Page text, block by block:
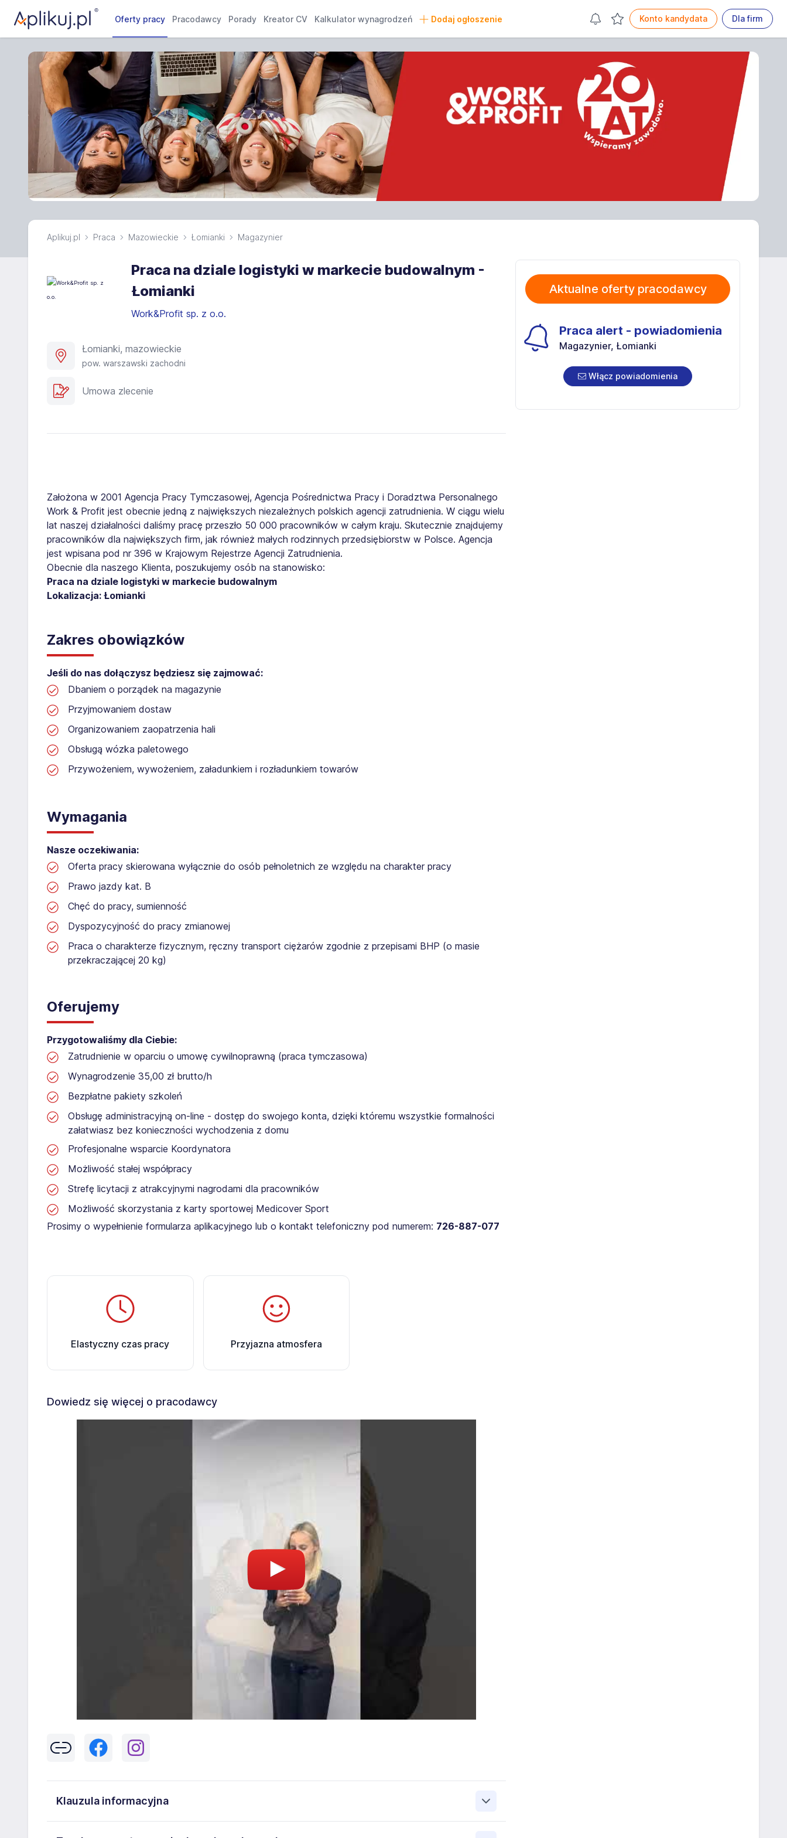
Oferty pracy Pracodawcy Porady Kreator CV Kalkulator wynagrodzeń Dodaj ogłoszenie Konto kandydata Dla firm
Aplikuj.pl Praca Mazowieckie Łomianki Magazynier
Praca na dziale logistyki w markecie budowalnym -
Łomianki
Work&Profit sp. z o.o.
Łomianki, mazowieckie
pow. warszawski zachodni
Umowa zlecenie
Założona w 2001 Agencja Pracy Tymczasowej, Agencja Pośrednictwa Pracy i Doradztwa Personalnego
Work & Profit jest obecnie jedną z największych niezależnych polskich agencji zatrudnienia. W ciągu wielu
lat naszej działalności daliśmy pracę przeszło 50 000 pracowników w całym kraju. Skutecznie znajdujemy
pracowników dla największych firm, jak również małych rodzinnych przedsiębiorstw w Polsce. Agencja
jest wpisana pod nr 396 w Krajowym Rejestrze Agencji Zatrudnienia.
Obecnie dla naszego Klienta, poszukujemy osób na stanowisko:
Praca na dziale logistyki w markecie budowalnym
Lokalizacja: Łomianki
Zakres obowiązków
Jeśli do nas dołączysz będziesz się zajmować:
Dbaniem o porządek na magazynie
Przyjmowaniem dostaw
Organizowaniem zaopatrzenia hali
Obsługą wózka paletowego
Przywożeniem, wywożeniem, załadunkiem i rozładunkiem towarów
Wymagania
Nasze oczekiwania:
Oferta pracy skierowana wyłącznie do osób pełnoletnich ze względu na charakter pracy
Prawo jazdy kat. B
Chęć do pracy, sumienność
Dyspozycyjność do pracy zmianowej
Praca o charakterze fizycznym, ręczny transport ciężarów zgodnie z przepisami BHP (o masie
przekraczającej 20 kg)
Oferujemy
Przygotowaliśmy dla Ciebie:
Zatrudnienie w oparciu o umowę cywilnoprawną (praca tymczasowa)
Wynagrodzenie 35,00 zł brutto/h
Bezpłatne pakiety szkoleń
Obsługę administracyjną on-line - dostęp do swojego konta, dzięki któremu wszystkie formalności
załatwiasz bez konieczności wychodzenia z domu
Profesjonalne wsparcie Koordynatora
Możliwość stałej współpracy
Strefę licytacji z atrakcyjnymi nagrodami dla pracowników
Możliwość skorzystania z karty sportowej Medicover Sport
Prosimy o wypełnienie formularza aplikacyjnego lub o kontakt telefoniczny pod numerem: 726-887-077
Elastyczny czas pracy Przyjazna atmosfera
Dowiedz się więcej o pracodawcy
Klauzula informacyjna
Aktualne oferty pracodawcy
Praca alert - powiadomienia
Magazynier, Łomianki
Włącz powiadomienia